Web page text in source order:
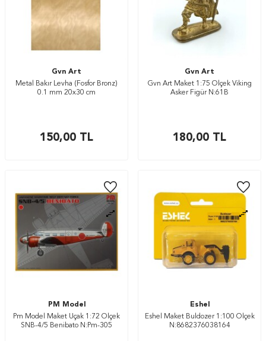
Gvn Art
Metal Bakır Levha (Fosfor Bronz)
0.1 mm 20x30 cm
150,00 TL
Gvn Art
Gvn Art Maket 1:75 Ölçek Viking
Asker Figür N:61B
180,00 TL
PM Model
Pm Model Maket Uçak 1:72 Ölçek
SNB-4/5 Benibato N:Pm-305
Eshel
Eshel Maket Buldozer 1:100 Ölçek
N:8682376038164